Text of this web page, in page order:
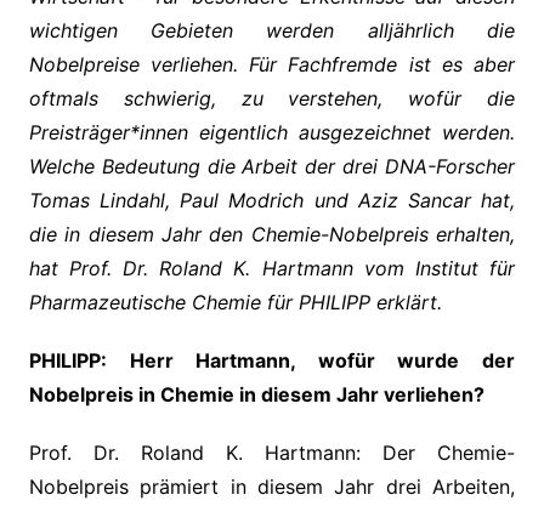
wichtigen Gebieten werden alljährlich die
Nobelpreise verliehen. Für Fachfremde ist es aber
oftmals schwierig, zu verstehen, wofür die
Preisträger*innen eigentlich ausgezeichnet werden.
Welche Bedeutung die Arbeit der drei DNA-Forscher
Tomas Lindahl, Paul Modrich und Aziz Sancar hat,
die in diesem Jahr den Chemie-Nobelpreis erhalten,
hat Prof. Dr. Roland K. Hartmann vom Institut für
Pharmazeutische Chemie für PHILIPP erklärt.
PHILIPP: Herr Hartmann, wofür wurde der
Nobelpreis in Chemie in diesem Jahr verliehen?
Prof. Dr. Roland K. Hartmann: Der Chemie-
Nobelpreis prämiert in diesem Jahr drei Arbeiten,